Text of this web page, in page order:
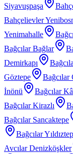
Siyavuşpaşa
Bahçelievler
Yenimahalle
Bağcılar Bağlar
Demirkapı
Göztepe
Bağcılar
İnönü
Bağcılar
Bağcılar Kirazlı
Bağcılar Sancaktepe
Bağcılar
Avcılar Denizköşkler